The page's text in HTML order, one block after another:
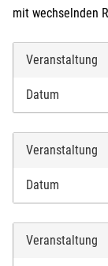
mit wechselnden
Veranstaltung
Datum
Veranstaltung
Datum
Veranstaltung